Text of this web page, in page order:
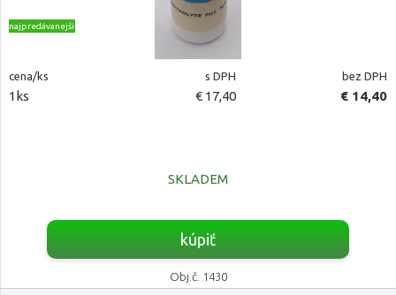
najpredávanejšie
cena/ks s DPH bez DPH
1ks € 17,40 € 14,40
SKLADEM
kúpiť
Obj.č. 1430